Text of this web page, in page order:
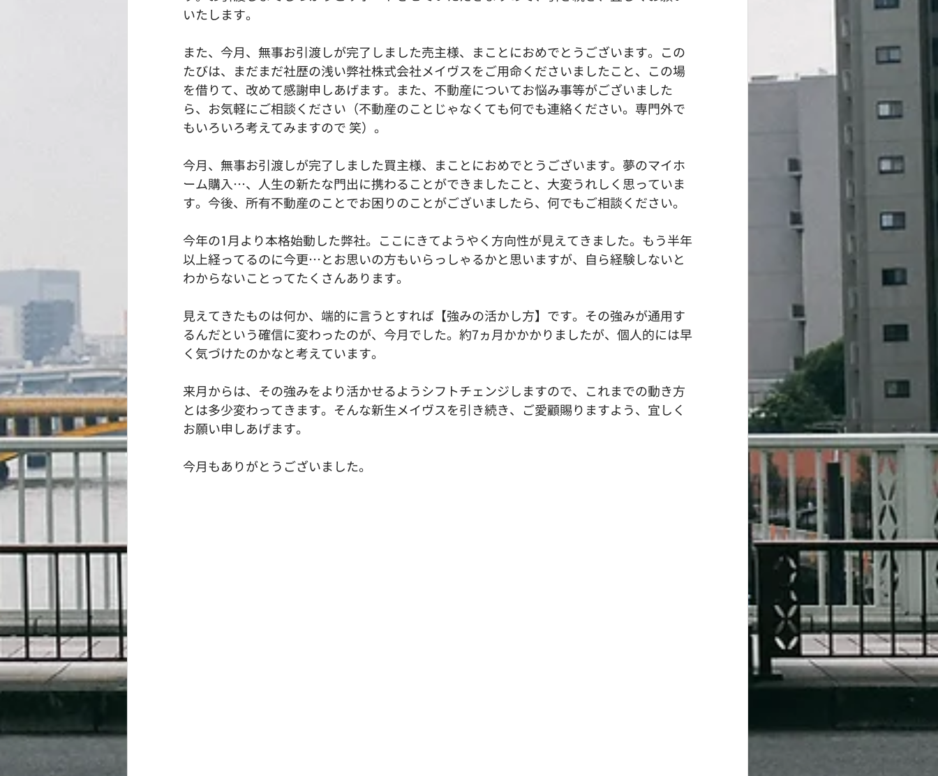
いたします。
また、今月、無事お引渡しが完了しました売主様、まことにおめでとうございます。この
たびは、まだまだ社歴の浅い弊社株式会社メイヴスをご用命くださいましたこと、この場
を借りて、改めて感謝申しあげます。また、不動産についてお悩み事等がございました
ら、お気軽にご相談ください（不動産のことじゃなくても何でも連絡ください。専門外で
もいろいろ考えてみますので 笑）。
今月、無事お引渡しが完了しました買主様、まことにおめでとうございます。夢のマイホ
ーム購入…、人生の新たな門出に携わることができましたこと、大変うれしく思っていま
す。今後、所有不動産のことでお困りのことがございましたら、何でもご相談ください。
今年の1月より本格始動した弊社。ここにきてようやく方向性が見えてきました。もう半年
以上経ってるのに今更…とお思いの方もいらっしゃるかと思いますが、自ら経験しないと
わからないことってたくさんあります。
見えてきたものは何か、端的に言うとすれば【強みの活かし方】です。その強みが通用す
るんだという確信に変わったのが、今月でした。約7ヵ月かかかりましたが、個人的には早
く気づけたのかなと考えています。
来月からは、その強みをより活かせるようシフトチェンジしますので、これまでの動き方
とは多少変わってきます。そんな新生メイヴスを引き続き、ご愛顧賜りますよう、宜しく
お願い申しあげます。
今月もありがとうございました。